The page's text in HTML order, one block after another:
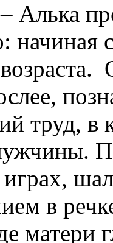
Алька
начиная
труд, в
в
матери